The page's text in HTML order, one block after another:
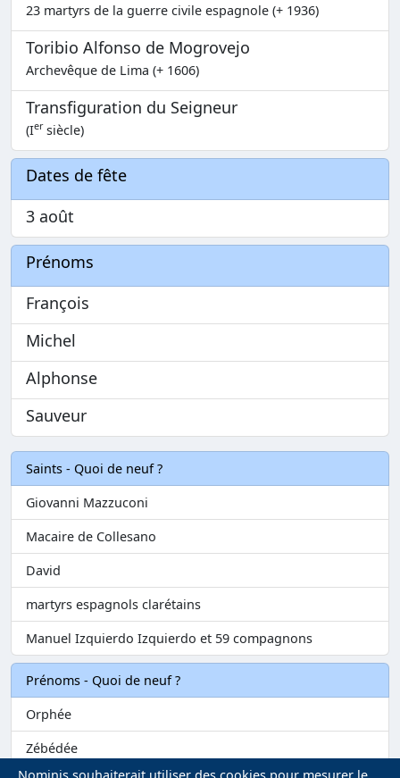
23 martyrs de la guerre civile espagnole (+ 1936)
Toribio Alfonso de Mogrovejo
Archevêque de Lima (+ 1606)
Transfiguration du Seigneur
(Iersiècle)
Dates de fête
3 août
Prénoms
François
Michel
Alphonse
Sauveur
Saints - Quoi de neuf ?
Giovanni Mazzuconi
Macaire de Collesano
David
martyrs espagnols clarétains
Manuel Izquierdo Izquierdo et 59 compagnons
Prénoms - Quoi de neuf ?
Orphée
Zébédée